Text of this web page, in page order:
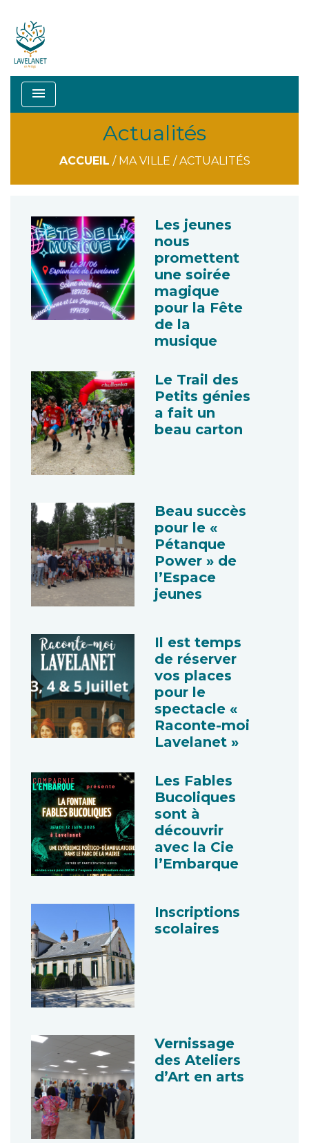
menu
Actualités
ACCUEIL / MA VILLE /ACTUALITÉS
Les jeunes
nous
promettent
une soirée
magique
pour la Fête
de la
musique
Le Trail des
Petits génies
a fait un
beau carton
Beau succès
pour le «
Pétanque
Power » de
l’Espace
jeunes
Il est temps
de réserver
vos places
pour le
spectacle «
Raconte-moi
Lavelanet »
Les Fables
Bucoliques
sont à
découvrir
avec la Cie
l’Embarque
Inscriptions
scolaires
Vernissage
des Ateliers
d’Art en arts